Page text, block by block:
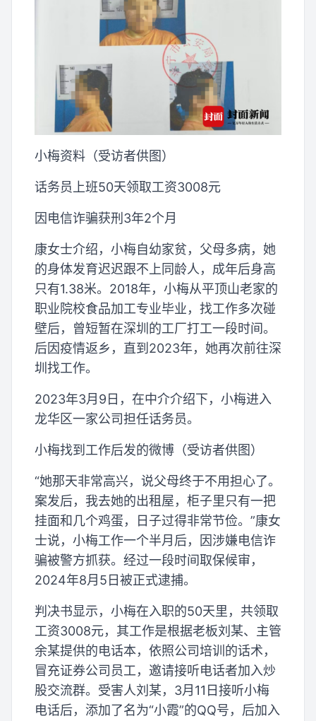
小梅资料（受访者供图）
话务员上班50天领取工资3008元
因电信诈骗获刑3年2个月
康女士介绍，小梅自幼家贫，父母多病，她
的身体发育迟迟跟不上同龄人，成年后身高
只有1.38米。2018年，小梅从平顶山老家的
职业院校食品加工专业毕业，找工作多次碰
壁后，曾短暂在深圳的工厂打工一段时间。
后因疫情返乡，直到2023年，她再次前往深
圳找工作。
2023年3月9日，在中介介绍下，小梅进入
龙华区一家公司担任话务员。
小梅找到工作后发的微博（受访者供图）
“她那天非常高兴，说父母终于不用担心了。
案发后，我去她的出租屋，柜子里只有一把
挂面和几个鸡蛋，日子过得非常节俭。”康女
士说，小梅工作一个半月后，因涉嫌电信诈
骗被警方抓获。经过一段时间取保候审，
2024年8月5日被正式逮捕。
判决书显示，小梅在入职的50天里，共领取
工资3008元，其工作是根据老板刘某、主管
余某提供的电话本，依照公司培训的话术，
冒充证券公司员工，邀请接听电话者加入炒
股交流群。受害人刘某，3月11日接听小梅
电话后，添加了名为“小霞”的QQ号，后加入